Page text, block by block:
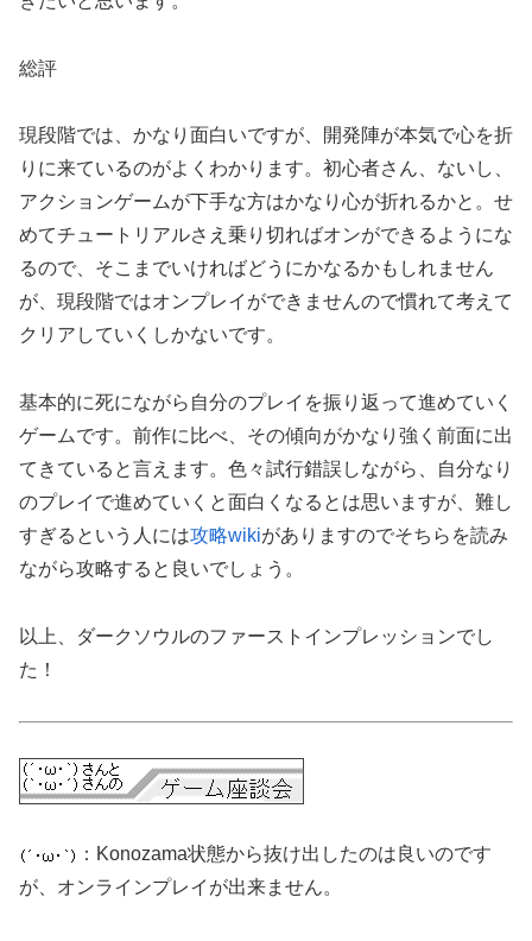
総評
現段階では、かなり面白いですが、開発陣が本気で心を折
りに来ているのがよくわかります。初心者さん、ないし、
アクションゲームが下手な方はかなり心が折れるかと。せ
めてチュートリアルさえ乗り切ればオンができるようにな
るので、そこまでいければどうにかなるかもしれません
が、現段階ではオンプレイができませんので慣れて考えて
クリアしていくしかないです。
基本的に死にながら自分のプレイを振り返って進めていく
ゲームです。前作に比べ、その傾向がかなり強く前面に出
てきていると言えます。色々試行錯誤しながら、自分なり
のプレイで進めていくと面白くなるとは思いますが、難し
すぎるという人には攻略wikiがありますのでそちらを読み
ながら攻略すると良いでしょう。
以上、ダークソウルのファーストインプレッションでし
た！
：Konozama状態から抜け出したのは良いのです
が、オンラインプレイが出来ません。